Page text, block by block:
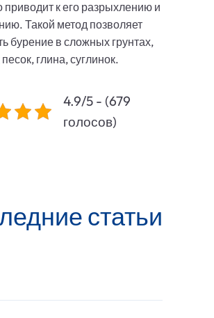
приводит к его разрыхлению и
Такой метод позволяет
бурение в сложных грунтах,
песок, глина, суглинок.
4.9/5 - (679
голосов)
статьи